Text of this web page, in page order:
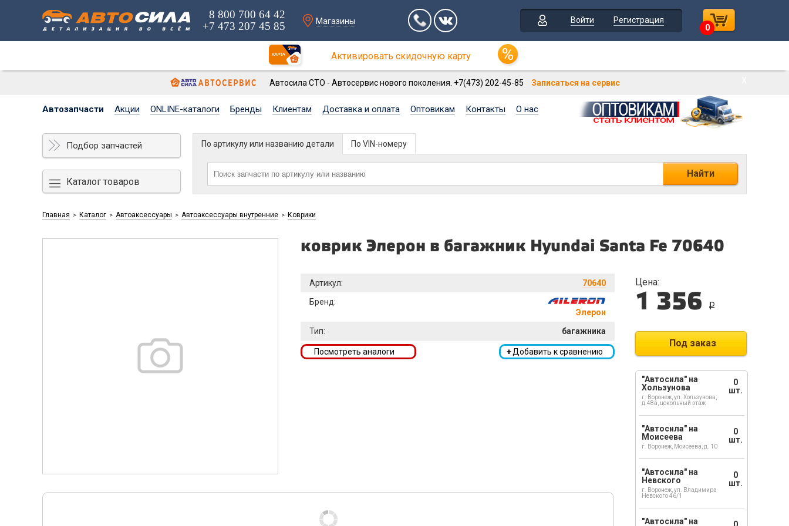
8 800 700 64 42
+7 473 207 45 85
Магазины Войти
Регистрация
0
Активировать скидочную карту
Автосила СТО - Автосервис нового поколения. +7(473) 202-45-85 Записаться на сервис
Автозапчасти Акции ONLINE-каталоги Бренды Клиентам Доставка и оплата Оптовикам Контакты О нас
Подбор запчастей
Каталог товаров
По артикулу или названию детали
Найти
По VIN-номеру
Главная > Каталог > Автоаксессуары > Автоаксессуары внутренние > Коврики
коврик Элерон в багажник Hyundai Santa Fe 70640
Артикул:
70640
Бренд:
Элерон
Тип:
багажника
+Добавить к сравнению
Посмотреть аналоги
Цена:
1 356 i
Под заказ
"Автосила" на
Хользунова
г. Воронеж, ул. Хользунова,
д.48а, цокольный этаж
0
шт.
"Автосила" на
Моисеева
г. Воронеж, Моисеева, д. 10
0
шт.
"Автосила" на
Невского
г. Воронеж, ул. Владимира
Невского 46/1
0
шт.
"Автосила" на
0